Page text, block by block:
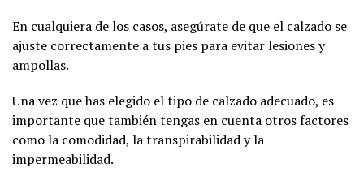
En cualquiera de los casos, asegúrate de que el calzado se
ajuste correctamente a tus pies para evitar lesiones y
ampollas.
Una vez que has elegido el tipo de calzado adecuado, es
importante que también tengas en cuenta otros factores
como la comodidad, la transpirabilidad y la
impermeabilidad.